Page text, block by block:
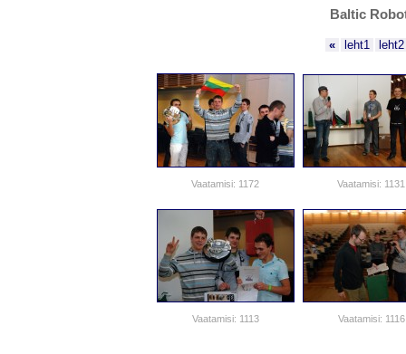
Baltic
« leht1 leht2
Vaatamisi: 1172 Vaatamisi: 1131
Vaatamisi: 1113 Vaatamisi: 1116